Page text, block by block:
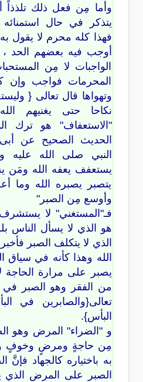
وأما مِن فعل ذلك تلذذاً
يتذكر في حال
فهذا كله محرم لا يقول
أوجب فيه بعضهم الحد
الواجبات لا مِن
المحرمات فواجب وإن
وتهواها قال تعالى {
نكاحا حتى يغنيهم
"الاستعفاف" هو ترك
الحديث الصحيح عن
النبي صلى الله
يستعفف يعفه الله ومَن
يتصبر يصبره الله وما
وأوسع مِن الصبر"
فـ"المستغني" لا
هو الذي لا يسأل الناس
الذي لا يتكلف الصبر
الله وهذا كأنه في سياق
يصبر على مرارة الحاجة
من الفقر وهو الصبر في
تعالى{والصابرين في
البأس}.
و "الضراء" المرض وهو
مِن حاجةٍ ومرضٍ وخوفٍ
به باختياره كالجهاد
الصبر على المرض الذي